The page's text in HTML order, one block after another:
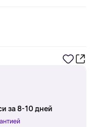
за 8-10 дней